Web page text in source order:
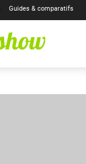
Guides & comparatifs